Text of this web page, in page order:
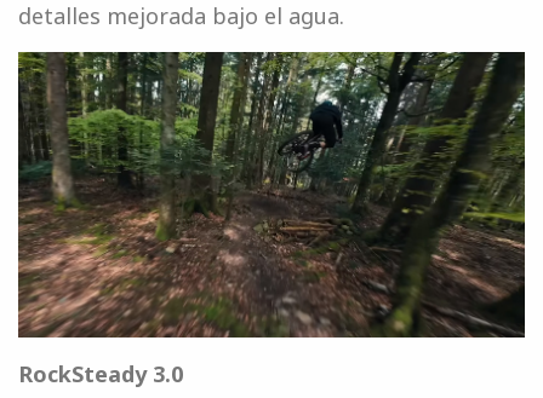
detalles mejorada bajo el agua.
RockSteady 3.0